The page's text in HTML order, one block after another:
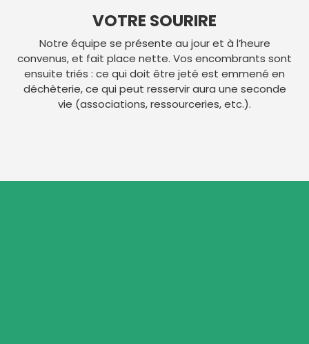
VOTRE SOURIRE
Notre équipe se présente au jour et à l’heure
convenus, et fait place nette. Vos encombrants sont
ensuite triés : ce qui doit être jeté est emmené en
déchèterie, ce qui peut resservir aura une seconde
vie (associations, ressourceries, etc.).